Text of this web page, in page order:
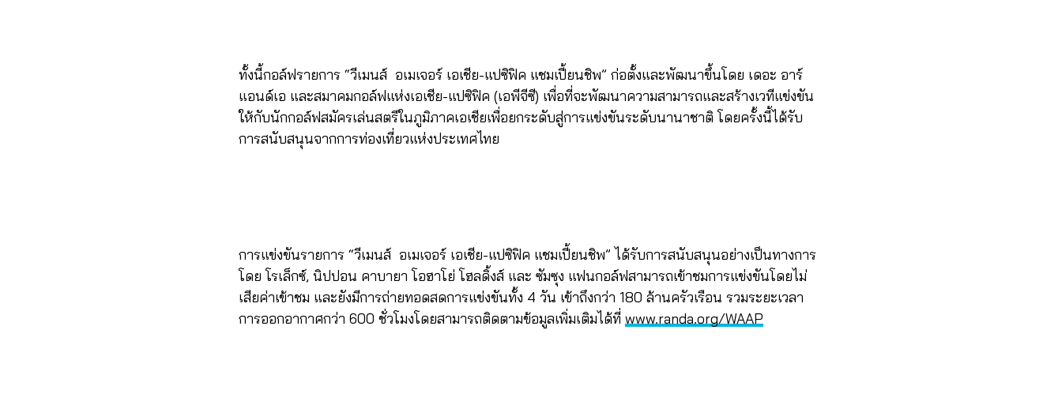
ทั้งนี้กอล์ฟรายการ “วีเมนส์ อเมเจอร์ เอเชีย-แปซิฟิค แชมเปี้ยนชิพ” ก่อตั้งและพัฒนาขึ้นโดย เดอะ อาร์
แอนด์เอ และสมาคมกอล์ฟแห่งเอเชีย-แปซิฟิค (เอพีจีซี) เพื่อที่จะพัฒนาความสามารถและสร้างเวทีแข่งขัน
ให้กับนักกอล์ฟสมัครเล่นสตรีในภูมิภาคเอเชียเพื่อยกระดับสู่การแข่งขันระดับนานาชาติ โดยครั้งนี้ได้รับ
การสนับสนุนจากการท่องเที่ยวแห่งประเทศไทย
การแข่งขันรายการ “วีเมนส์ อเมเจอร์ เอเชีย-แปซิฟิค แชมเปี้ยนชิพ” ได้รับการสนับสนุนอย่างเป็นทางการ
โดย โรเล็กซ์, นิปปอน คาบายา โอฮาโย่ โฮลดิ้งส์ และ ซัมซุง แฟนกอล์ฟสามารถเข้าชมการแข่งขันโดยไม่
เสียค่าเข้าชม และยังมีการถ่ายทอดสดการแข่งขันทั้ง 4 วัน เข้าถึงกว่า 180 ล้านครัวเรือน รวมระยะเวลา
การออกอากาศกว่า 600 ชั่วโมงโดยสามารถติดตามข้อมูลเพิ่มเติมได้ที่ www.randa.org/WAAP